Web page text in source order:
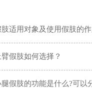
肢适用对象及使用假肢的作
假肢如何选择？
腿假肢的功能是什么?可以